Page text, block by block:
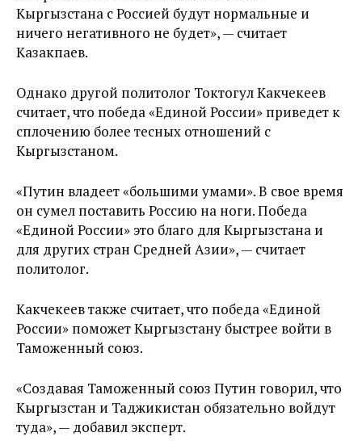
Кыргызстана с Россией будут нормальные и
ничего негативного не будет», — считает
Казакпаев.
Однако другой политолог Токтогул Какчекеев
считает, что победа «Единой России» приведет к
сплочению более тесных отношений с
Кыргызстаном.
«Путин владеет «большими умами». В свое время
он сумел поставить Россию на ноги. Победа
«Единой России» это благо для Кыргызстана и
для других стран Средней Азии», — считает
политолог.
Какчекеев также считает, что победа «Единой
России» поможет Кыргызстану быстрее войти в
Таможенный союз.
«Создавая Таможенный союз Путин говорил, что
Кыргызстан и Таджикистан обязательно войдут
туда», — добавил эксперт.